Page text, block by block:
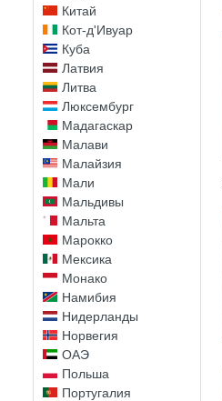
Китай
Кот-д'Ивуар
Куба
Латвия
Литва
Люксембург
Мадагаскар
Малави
Малайзия
Мали
Мальдивы
Мальта
Марокко
Мексика
Монако
Намибия
Нидерланды
Норвегия
ОАЭ
Польша
Португалия